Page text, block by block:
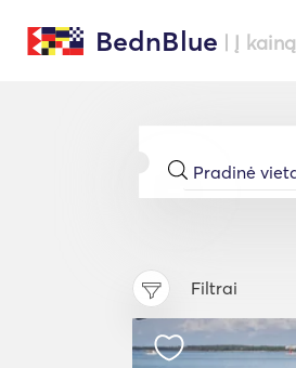
BednBlue | Į
Filtrai